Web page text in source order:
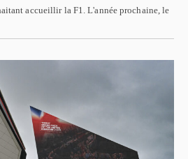
accueillir la F1. L'année prochaine, le